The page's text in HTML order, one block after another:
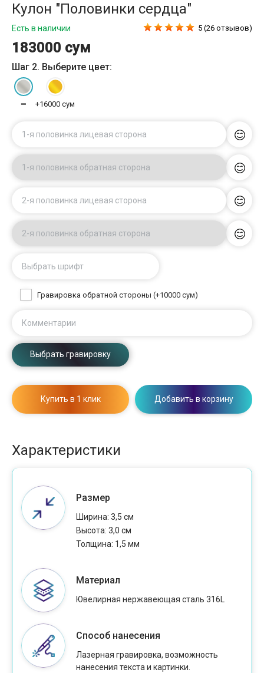
Кулон "Половинки сердца"
Есть в наличии
183000 сум
5 (26 отзывов)
Шаг 2. Выберите цвет:
━ +16000 сум
1-я половинка лицевая сторона
1-я половинка обратная сторона
2-я половинка лицевая сторона
2-я половинка обратная сторона
Выбрать шрифт
Гравировка обратной стороны (+10000 сум)
Комментарии
Выбрать гравировку
Купить в 1 клик Добавить в корзину
Характеристики
Размер
Ширина: 3,5 см
Высота: 3,0 см
Толщина: 1,5 мм
Материал
Ювелирная нержавеющая сталь 316L
Способ нанесения
Лазерная гравировка, возможность
нанесения текста и картинки.